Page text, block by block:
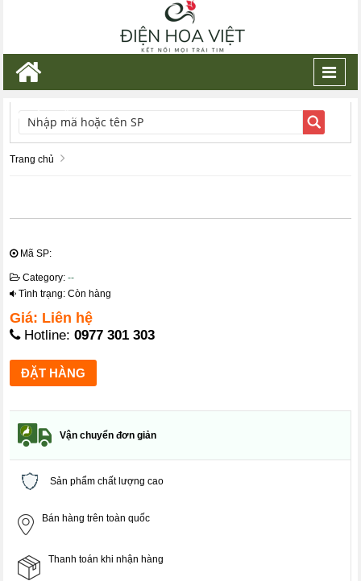
TÌM KIẾM
Trang chủ
Mã SP:
Category:--
Tình trạng: Còn hàng
Giá: Liên hệ
Hotline:0977 301 303
Vận chuyển đơn giản
Sản phẩm chất lượng cao
Bán hàng trên toàn quốc
Thanh toán khi nhận hàng